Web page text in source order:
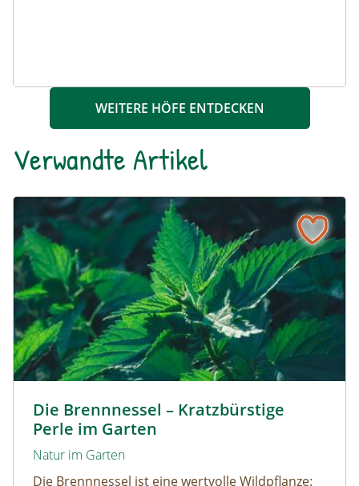
WEITERE HÖFE ENTDECKEN
Verwandte Artikel
Die Brennnessel – Kratzbürstige
Perle im Garten
Natur im Garten
Die Brennnessel ist eine wertvolle Wildpflanze:
Die Brennnessel – Kratzbürstige Perle im Garten